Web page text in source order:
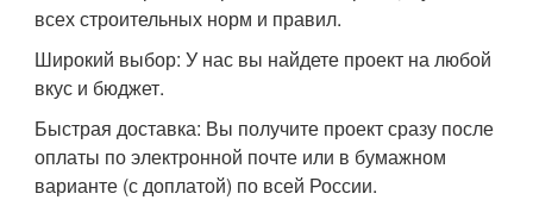
всех строительных норм и правил.
Широкий выбор: У нас вы найдете проект на любой
вкус и бюджет.
Быстрая доставка: Вы получите проект сразу после
оплаты по электронной почте или в бумажном
варианте (с доплатой) по всей России.